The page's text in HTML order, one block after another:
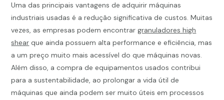
Uma das principais vantagens de adquirir máquinas
industriais usadas é a redução significativa de custos. Muitas
vezes, as empresas podem encontrargranuladores high
shear que ainda possuem alta performance e eficiência, mas
a um preço muito mais acessível do que máquinas novas.
Além disso, a compra de equipamentos usados contribui
para a sustentabilidade, ao prolongar a vida útil de
máquinas que ainda podem ser muito úteis em processos